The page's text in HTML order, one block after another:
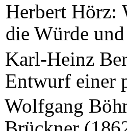
Herbert Hörz:
die Würde
Karl-Heinz
Entwurf
Wolfgang